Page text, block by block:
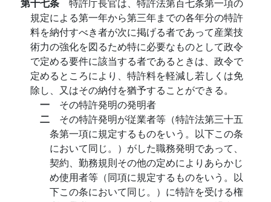
規定による第一年から第三年までの各年分の特許
料を納付すべき者が次に掲げる者であって産業技
術力の強化を図るため特に必要なものとして政令
で定める要件に該当する者であるときは、政令で
定めるところにより、特許料を軽減し若しくは免
除し、又はその納付を猶予することができる。
一 その特許発明の発明者
二 その特許発明が従業者等（特許法第三十五
条第一項に規定するものをいう。以下この条
において同じ。）がした職務発明であって、
契約、勤務規則その他の定めによりあらかじ
め使用者等（同項に規定するものをいう。以
下この条において同じ。）に特許を受ける権